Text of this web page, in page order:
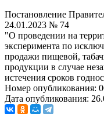
Постановление
24.01.2023 № 74
"О проведении на
эксперимента по
продажи пищевой,
продукции в случае
истечения сроков
Номер опубликования:
Дата опубликования: